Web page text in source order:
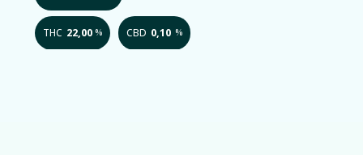
THC 22,00 % CBD 0,10 %